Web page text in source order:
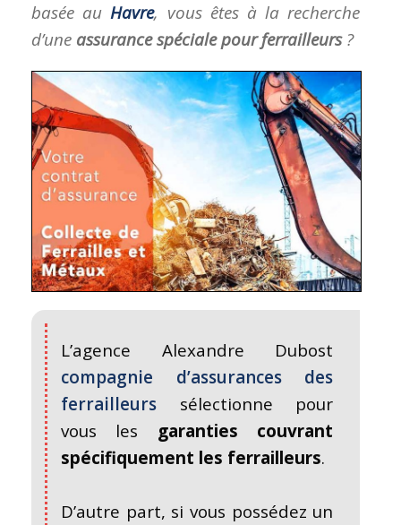
basée auHavre, vous êtes à la recherche
d’une assurance spéciale pour ferrailleurs?
L’agence Alexandre Dubost
compagnie d’assurances des
ferrailleurs sélectionne pour
vous les garanties couvrant
spécifiquement les ferrailleurs.
D’autre part, si vous possédez un